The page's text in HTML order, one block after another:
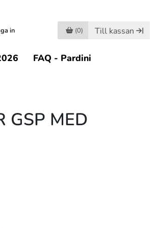
in (0) Till kassan
FAQ - Pardini
GSP MED